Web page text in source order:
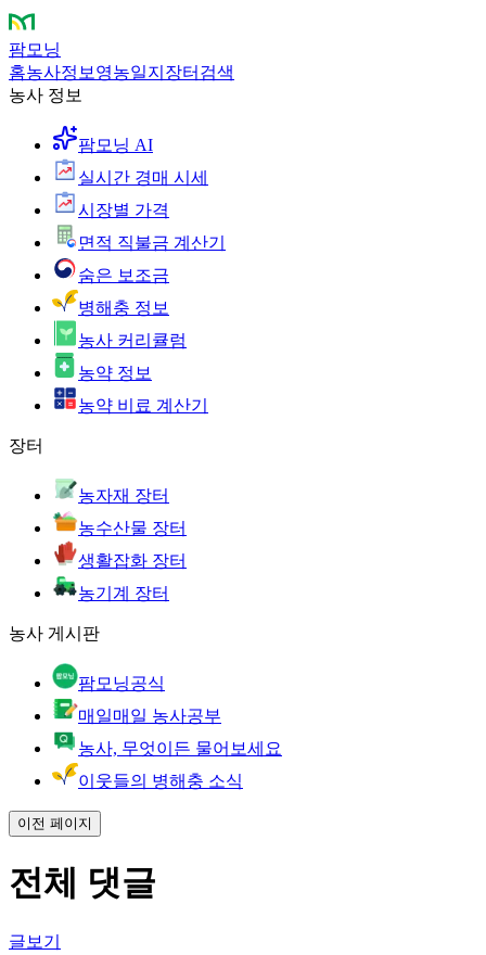
팜모닝
홈농사정보 영농일지 장터 검색
농사 정보
팜모닝 AI
실시간 경매 시세
시장별 가격
면적 직불금 계산기
숨은 보조금
병해충 정보
농사 커리큘럼
농약 정보
농약 비료 계산기
장터
농자재 장터
농수산물 장터
생활잡화 장터
농기계 장터
농사 게시판
팜모닝공식
매일매일 농사공부
농사, 무엇이든 물어보세요
이웃들의 병해충 소식
이전 페이지
전체 댓글
글보기